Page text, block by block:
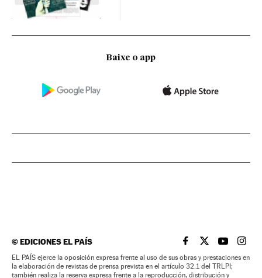
Baixe o app
©EDICIONES EL PAÍS EL PAÍS BRASIL EN
EL PAÍSEL PAÍS
EL
EL PAÍS ejerce la oposición expresa frente al uso de sus obras y prestaciones en
la elaboración de revistas de prensa prevista en el artículo 32.1 del TRLPI;
también realiza la reserva expresa frente a la reproducción, distribución y